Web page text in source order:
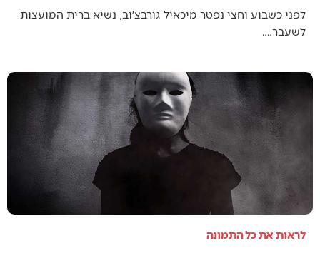
לפני כשבוע וחצי נפטר מיכאיל גורבצ׳וב, נשיא ברית המועצות
לשעבר.…
לראות את כל התמונה